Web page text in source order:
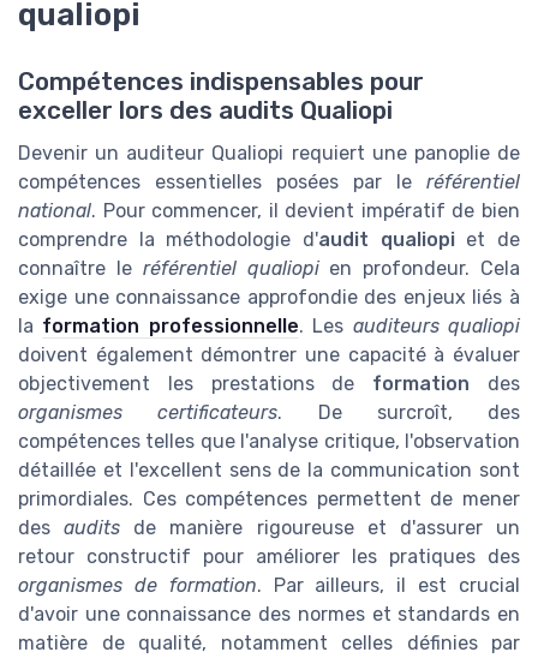
qualiopi
Compétences indispensables pour
exceller lors des audits Qualiopi
Devenir un auditeur Qualiopi requiert une panoplie de
compétences essentielles posées par le référentiel
national. Pour commencer, il devient impératif de bien
comprendre la méthodologie d'audit qualiopiet de
connaître le référentiel qualiopien profondeur. Cela
exige une connaissance approfondie des enjeux liés à
la formation professionnelle. Les auditeurs qualiopi
doivent également démontrer une capacité à évaluer
objectivement les prestations de formation des
organismes certificateurs. De surcroît, des
compétences telles que l'analyse critique, l'observation
détaillée et l'excellent sens de la communication sont
primordiales. Ces compétences permettent de mener
desaudits de manière rigoureuse et d'assurer un
retour constructif pour améliorer les pratiques des
organismes de formation. Par ailleurs, il est crucial
d'avoir une connaissance des normes et standards en
matière de qualité, notamment celles définies par